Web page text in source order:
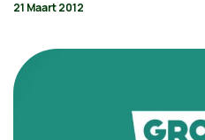
21 Maart 2012